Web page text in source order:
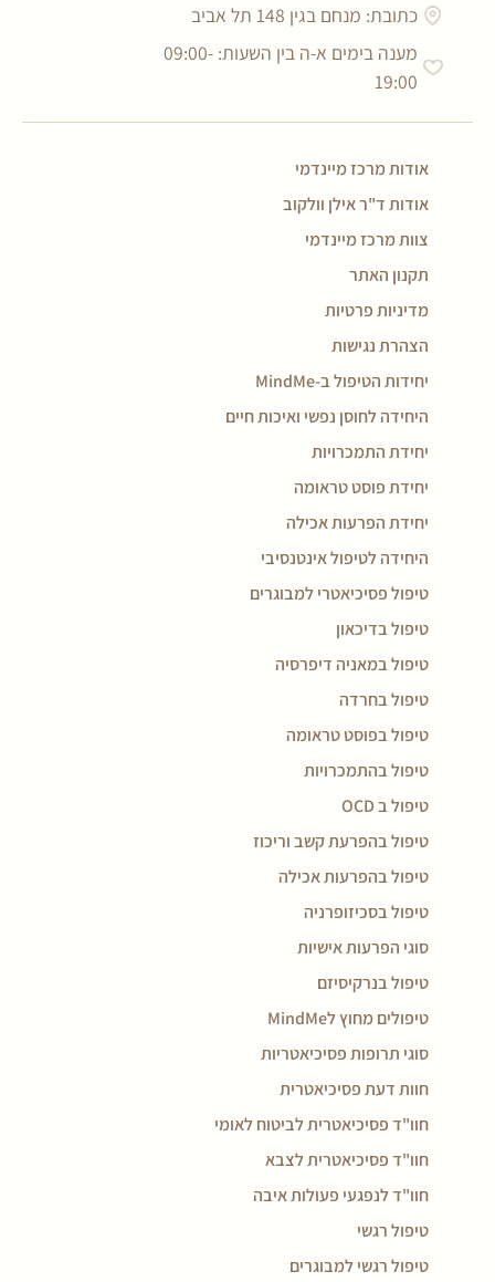
כתובת: מנחם בגין 148 תל אביב
מענה בימים א-ה בין השעות: 09:00-
19:00
אודות מרכז מיינדמי
אודות ד"ר אילן וולקוב
צוות מרכז מיינדמי
תקנון האתר
מדיניות פרטיות
הצהרת נגישות
יחידות הטיפול ב-MindMe
היחידה לחוסן נפשי ואיכות חיים
יחידת התמכרויות
יחידת פוסט טראומה
יחידת הפרעות אכילה
היחידה לטיפול אינטנסיבי
טיפול פסיכיאטרי למבוגרים
טיפול בדיכאון
טיפול במאניה דיפרסיה
טיפול בחרדה
טיפול בפוסט טראומה
טיפול בהתמכרויות
טיפול ב OCD
טיפול בהפרעת קשב וריכוז
טיפול בהפרעות אכילה
טיפול בסכיזופרניה
סוגי הפרעות אישיות
טיפול בנרקיסיזם
טיפולים מחוץ לMindMe
סוגי תרופות פסיכיאטריות
חוות דעת פסיכיאטרית
חוו"ד פסיכיאטרית לביטוח לאומי
חוו"ד פסיכיאטרית לצבא
חוו"ד לנפגעי פעולות איבה
טיפול רגשי
טיפול רגשי למבוגרים